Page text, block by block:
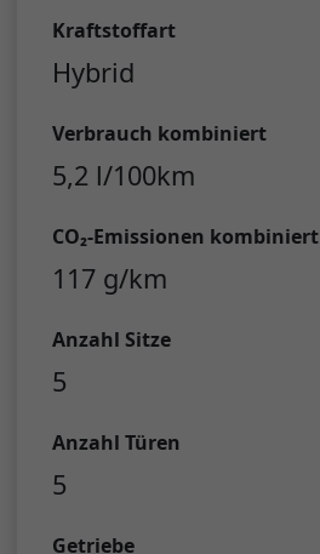
Kraftstoffart
Hybrid
Verbrauch kombiniert
5,2 l/100km
CO₂-Emissionen kombiniert
117 g/km
Anzahl Sitze
5
Anzahl Türen
5
Getriebe